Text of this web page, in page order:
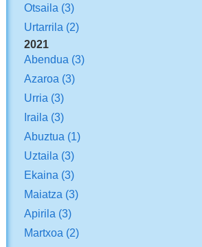
Otsaila (3)
Urtarrila (2)
2021
Abendua (3)
Azaroa (3)
Urria (3)
Iraila (3)
Abuztua (1)
Uztaila (3)
Ekaina (3)
Maiatza (3)
Apirila (3)
Martxoa (2)